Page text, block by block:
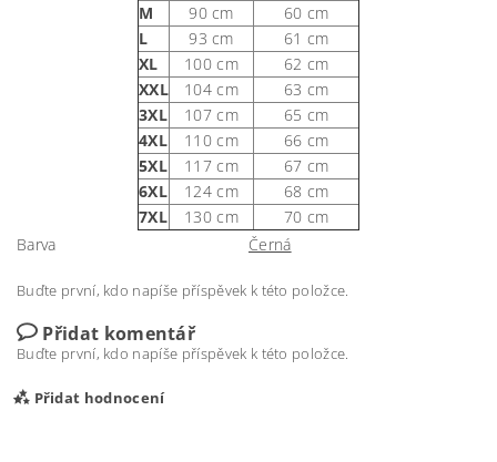
M
90 cm
60 cm
L
93 cm
61 cm
XL
100 cm
62 cm
XXL
104 cm
63 cm
3XL
107 cm
65 cm
4XL
110 cm
66 cm
5XL
117 cm
67 cm
6XL
124 cm
68 cm
7XL
130 cm
70 cm
Barva
Černá
Buďte první, kdo napíše příspěvek k této položce.
Přidat komentář
Buďte první, kdo napíše příspěvek k této položce.
Přidat hodnocení